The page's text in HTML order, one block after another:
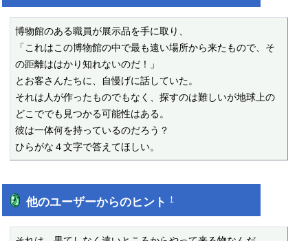
博物館のある職員が展示品を手に取り、
「これはこの博物館の中で最も遠い場所から来たもので、そ
の距離ははかり知れないのだ！」
とお客さんたちに、自慢げに話していた。
それは人が作ったものでもなく、探すのは難しいが地球上の
どこででも見つかる可能性はある。
彼は一体何を持っているのだろう？
ひらがな４文字で答えてほしい。
他のユーザーからのヒント†